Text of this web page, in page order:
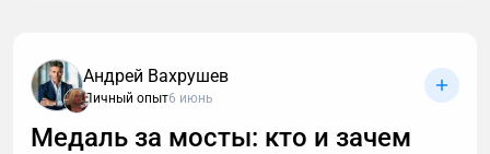
Андрей Вахрушев
Личный опыт6 июнь
Медаль за мосты: кто и зачем